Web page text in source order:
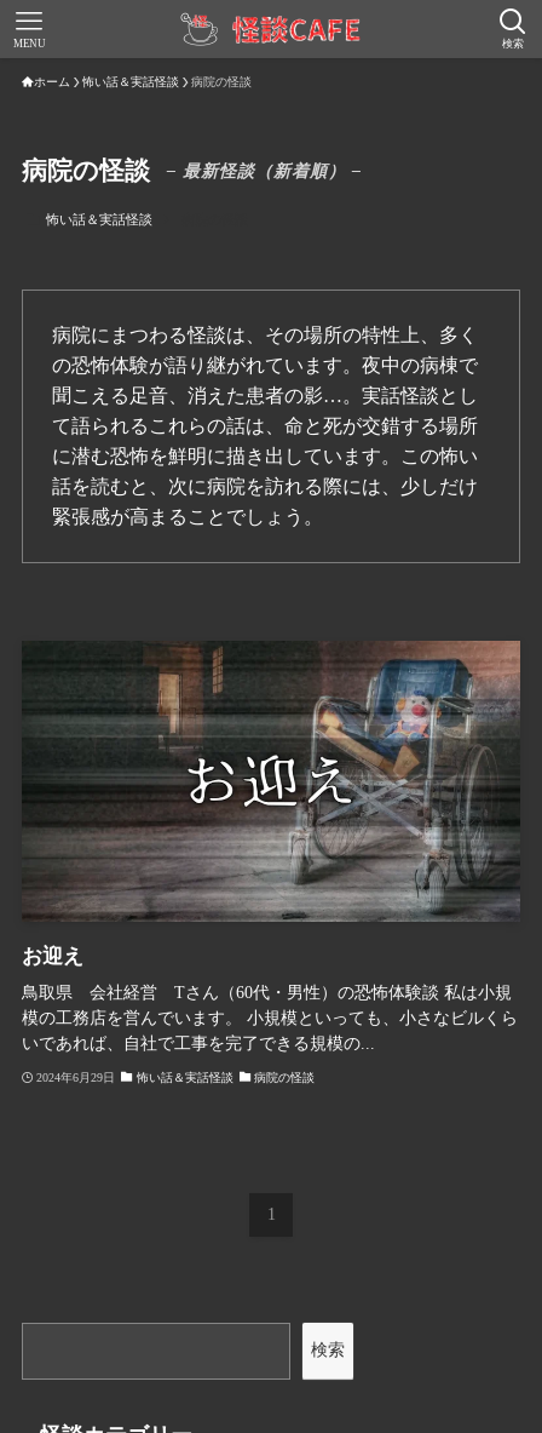
検索
MENU
ホーム 怖い話＆実話怪談 病院の怪談
病院の怪談 – 最新怪談（新着順） –
怖い話＆実話怪談
病院にまつわる怪談は、その場所の特性上、多く
の恐怖体験が語り継がれています。夜中の病棟で
聞こえる足音、消えた患者の影…。実話怪談とし
て語られるこれらの話は、命と死が交錯する場所
に潜む恐怖を鮮明に描き出しています。この怖い
話を読むと、次に病院を訪れる際には、少しだけ
緊張感が高まることでしょう。
お迎え
鳥取県 会社経営 Tさん（60代・男性）の恐怖体験談 私は小規
模の工務店を営んでいます。 小規模といっても、小さなビルくら
いであれば、自社で工事を完了できる規模の...
2024年6月29日 怖い話＆実話怪談 病院の怪談
1
検索